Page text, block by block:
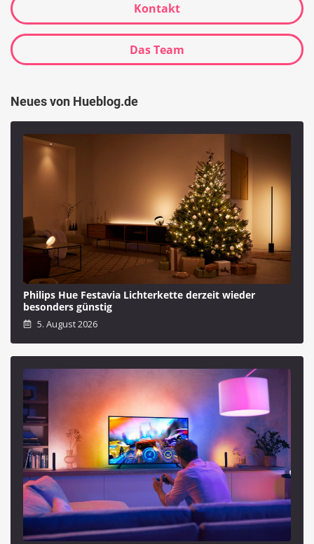
Kontakt
Das Team
Neues von Hueblog.de
Philips Hue Festavia Lichterkette derzeit wieder
besonders günstig
5. August 2026